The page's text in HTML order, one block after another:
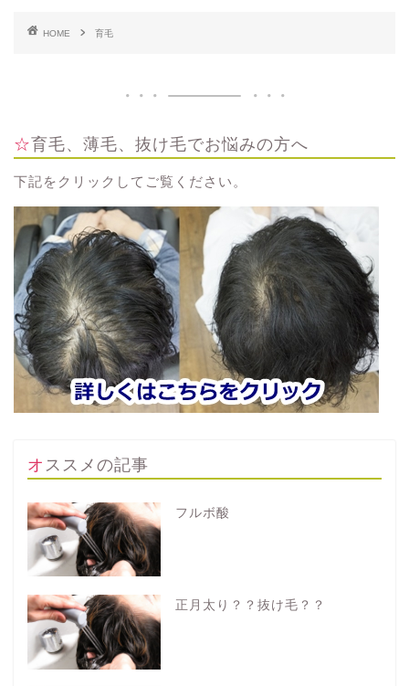
HOME 育毛
☆育毛、薄毛、抜け毛でお悩みの方へ
下記をクリックしてご覧ください。
オススメの記事
フルボ酸
正月太り？？抜け毛？？